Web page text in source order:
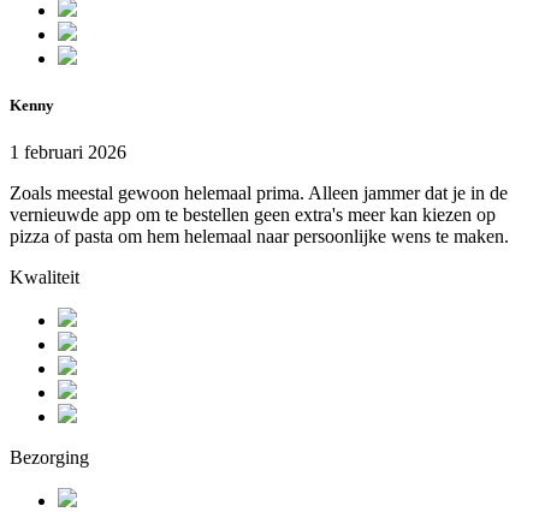
Kenny
1 februari 2026
Zoals meestal gewoon helemaal prima. Alleen jammer dat je in de
vernieuwde app om te bestellen geen extra's meer kan kiezen op
pizza of pasta om hem helemaal naar persoonlijke wens te maken.
Kwaliteit
Bezorging